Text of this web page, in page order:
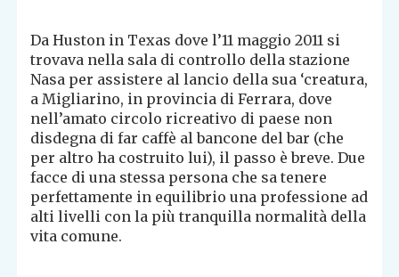
Da Huston in Texas dove l’11 maggio 2011 si
trovava nella sala di controllo della stazione
Nasa per assistere al lancio della sua ‘creatura,
a Migliarino, in provincia di Ferrara, dove
nell’amato circolo ricreativo di paese non
disdegna di far caffè al bancone del bar (che
per altro ha costruito lui), il passo è breve. Due
facce di una stessa persona che sa tenere
perfettamente in equilibrio una professione ad
alti livelli con la più tranquilla normalità della
vita comune.